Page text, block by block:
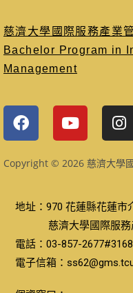
慈濟大學國際服務產業
Bachelor Program in
Management
Copyright © 2026 慈濟大學
地址：970 花蓮縣花蓮市
慈濟大學國際服務產
電話：03-857-
電子信箱：